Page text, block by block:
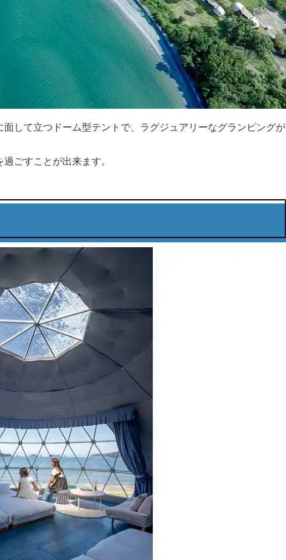
して立つドーム型テントで、ラグジュアリーなグランピングが
ごすことが出来ます。